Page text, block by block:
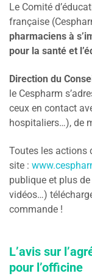
Le Comité
française
pharmaciens à
pour la santé et
Direction du
le Cespharm
ceux en contact
hospitaliers…), de
Toutes les actions
site :
publique et plus
vidéos…)
commande !
L’avis sur
pour l’officine